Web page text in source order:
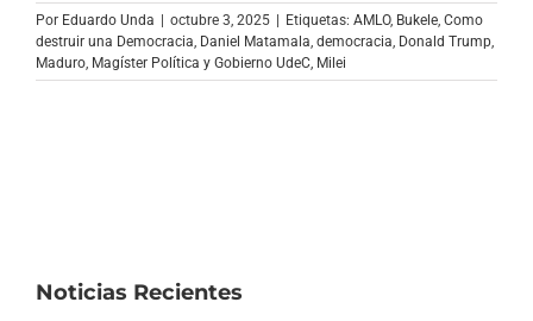
Archivo Sonoro
Por Eduardo Unda | octubre 3, 2025 | Etiquetas: AMLO, Bukele Como
destruir una Democracia Daniel Matamala democracia Donald Trump
Maduro Magíster Política y Gobierno UdeC Milei
Noticias Recientes